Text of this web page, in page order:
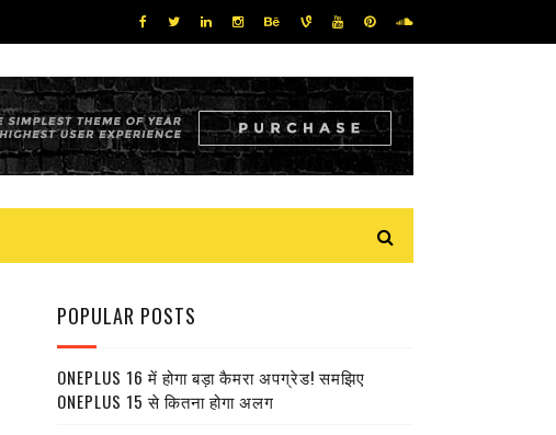
POPULAR POSTS
ONEPLUS 16 में होगा बड़ा कैमरा अपग्रेड! समझिए
ONEPLUS 15 से कितना होगा अलग